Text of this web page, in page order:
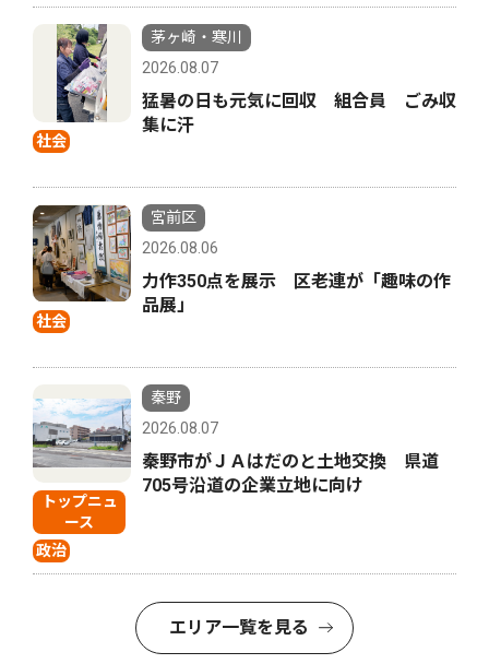
社会
茅ヶ崎・寒川
2026.08.07
猛暑の日も元気に回収 組合員 ごみ収
集に汗
社会
宮前区
2026.08.06
力作350点を展示 区老連が「趣味の作
品展」
トップニュ
ース
政治
秦野
2026.08.07
秦野市がＪＡはだのと土地交換 県道
705号沿道の企業立地に向け
エリア一覧を見る